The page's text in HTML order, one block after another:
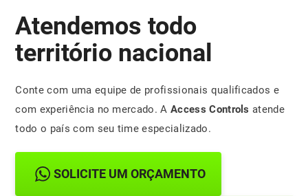
Atendemos todo
território nacional
Conte com uma equipe de profissionais qualificados e
com experiência no mercado. AAccess Controls atende
todo o país com seu time especializado.
SOLICITE UM ORÇAMENTO